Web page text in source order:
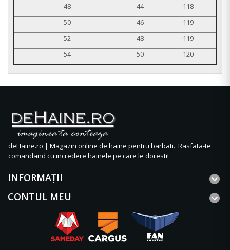
48
44
118
50
46
119
52
48
119
54
50 120
deHaine.ro | Magazin online de haine pentru barbati. Rasfata-te
comandand cu incredere hainele pe care le doresti!
INFORMAŢII
CONTUL MEU